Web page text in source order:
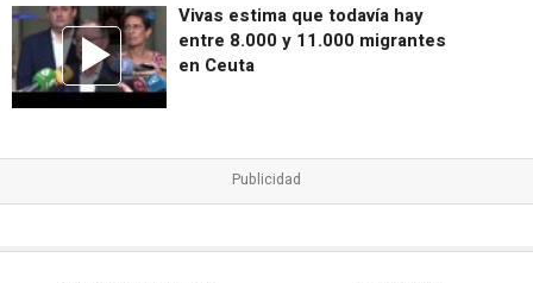
Vivas estima que todavía hay
entre 8.000 y 11.000 migrantes
en Ceuta